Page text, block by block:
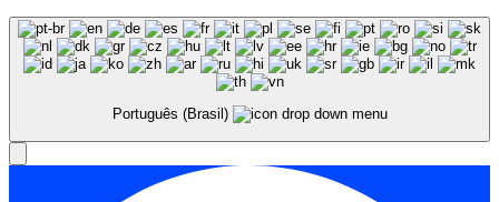
Português (Brasil)